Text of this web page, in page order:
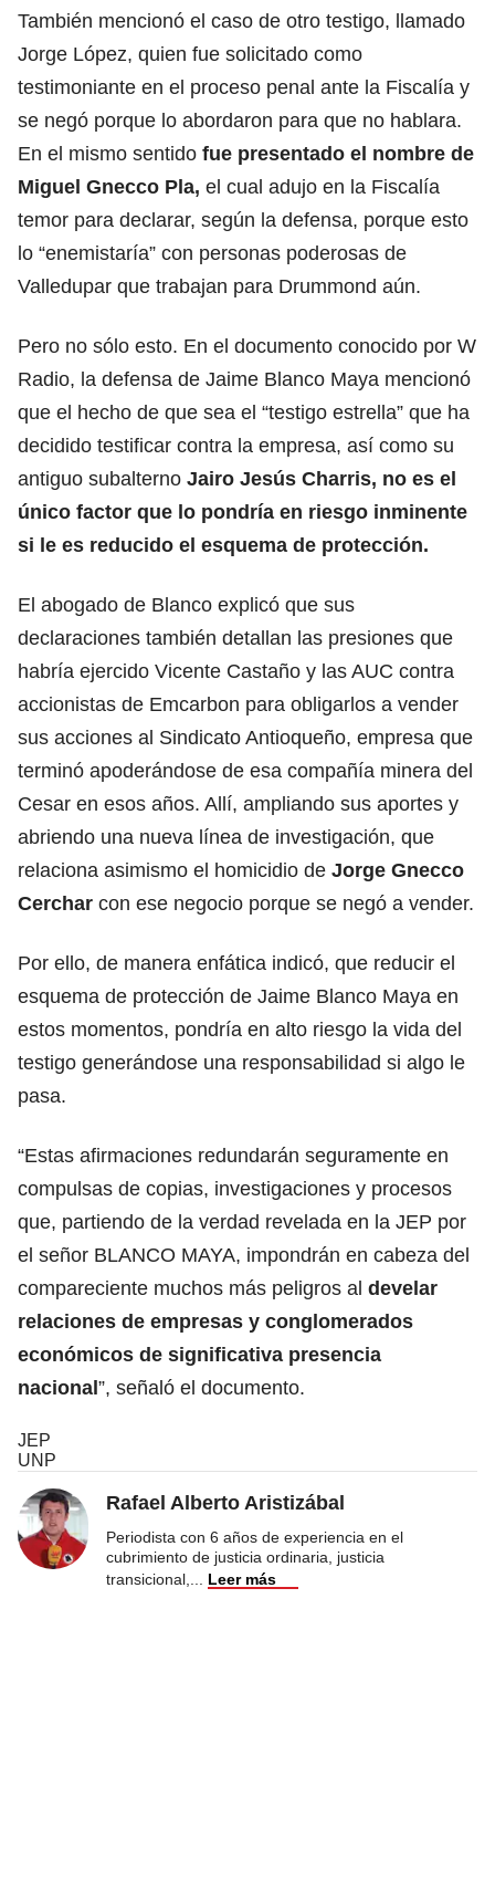
También mencionó el caso de otro testigo, llamado
Jorge López, quien fue solicitado como
testimoniante en el proceso penal ante la Fiscalía y
se negó porque lo abordaron para que no hablara.
En el mismo sentido fue presentado el nombre de
Miguel Gnecco Pla, el cual adujo en la Fiscalía
temor para declarar, según la defensa, porque esto
lo “enemistaría” con personas poderosas de
Valledupar que trabajan para Drummond aún.
Pero no sólo esto. En el documento conocido por W
Radio, la defensa de Jaime Blanco Maya mencionó
que el hecho de que sea el “testigo estrella” que ha
decidido testificar contra la empresa, así como su
antiguo subalterno Jairo Jesús Charris, no es el
único factor que lo pondría en riesgo inminente
si le es reducido el esquema de protección.
El abogado de Blanco explicó que sus
declaraciones también detallan las presiones que
habría ejercido Vicente Castaño y las AUC contra
accionistas de Emcarbon para obligarlos a vender
sus acciones al Sindicato Antioqueño, empresa que
terminó apoderándose de esa compañía minera del
Cesar en esos años. Allí, ampliando sus aportes y
abriendo una nueva línea de investigación, que
relaciona asimismo el homicidio de Jorge Gnecco
Cerchar con ese negocio porque se negó a vender.
Por ello, de manera enfática indicó, que reducir el
esquema de protección de Jaime Blanco Maya en
estos momentos, pondría en alto riesgo la vida del
testigo generándose una responsabilidad si algo le
pasa.
“Estas afirmaciones redundarán seguramente en
compulsas de copias, investigaciones y procesos
que, partiendo de la verdad revelada en la JEP por
el señor BLANCO MAYA, impondrán en cabeza del
compareciente muchos más peligros al develar
relaciones de empresas y conglomerados
económicos de significativa presencia
nacional”, señaló el documento.
JEP
UNP
Rafael Alberto Aristizábal
Periodista con 6 años de experiencia en el
cubrimiento de justicia ordinaria, justicia
transicional,
Leer más